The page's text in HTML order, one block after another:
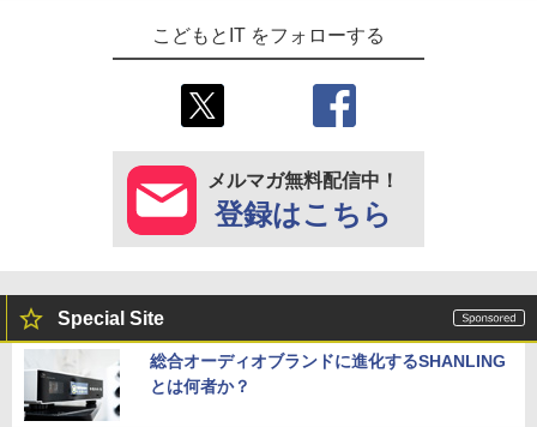
こどもとIT をフォローする
メルマガ無料配信中！
登録はこちら
Special Site
総合オーディオブランドに進化するSHANLING
とは何者か？